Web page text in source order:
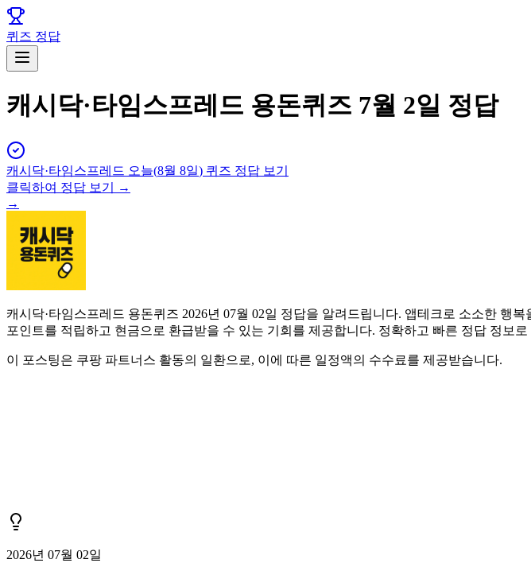
퀴즈 정답
캐시닥·타임스프레드 용돈퀴즈 7월 2일 정답
캐시닥·타임스프레드 오늘(8월 8일) 퀴즈 정답 보기
클릭하여 정답 보기 →
→
캐시닥·타임스프레드 용돈퀴즈 2026년 07월 02일 정답을 알려드립니다. 앱테크로 소소한 행
포인트를 적립하고 현금으로 환급받을 수 있는 기회를 제공합니다. 정확하고 빠른 정답 정보
이 포스팅은 쿠팡 파트너스 활동의 일환으로, 이에 따른 일정액의 수수료를 제공받습니다.
2026년 07월 02일